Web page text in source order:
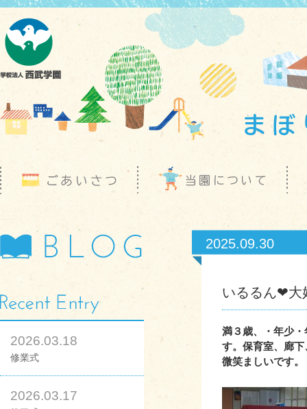
2026.03.18
修業式
2026.03.17
2025.09.30
いるるん❤大
満３歳、・年少
す。保育室、廊
微笑ましいです。